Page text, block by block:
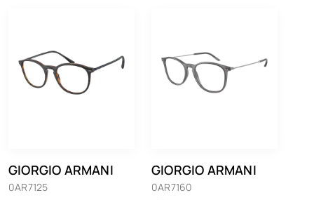
GIORGIO ARMANI
0AR7125
GIORGIO ARMANI
0AR7160